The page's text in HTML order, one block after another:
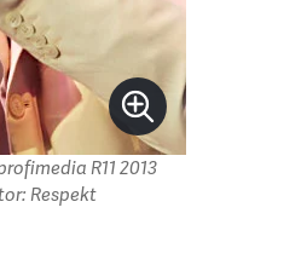
R11 2013
Respekt